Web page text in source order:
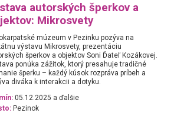
autorských šperkov a
Mikrosvety
múzeum v Pezinku pozýva na
výstavu Mikrosvety, prezentáciu
šperkov a objektov Soni Ďateľ Kozákovej.
ponúka zážitok, ktorý presahuje tradičné
šperku – každý kúsok rozpráva príbeh a
diváka k interakcii a dotyku.
05.12.2025 a ďalšie
Pezinok